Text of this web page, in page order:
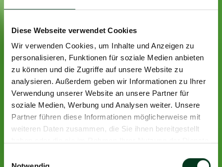
Diese Webseite verwendet Cookies
Wir verwenden Cookies, um Inhalte und Anzeigen zu
personalisieren, Funktionen für soziale Medien anbieten
zu können und die Zugriffe auf unsere Website zu
analysieren. Außerdem geben wir Informationen zu Ihrer
Verwendung unserer Website an unsere Partner für
soziale Medien, Werbung und Analysen weiter. Unsere
Partner führen diese Informationen möglicherweise mit
weiteren Daten zusammen, die Sie ihnen bereitgestellt